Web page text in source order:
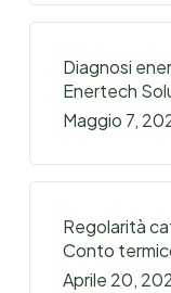
Diagnosi
Enertech
Maggio 7,
Regolarità
Conto
Aprile 20,